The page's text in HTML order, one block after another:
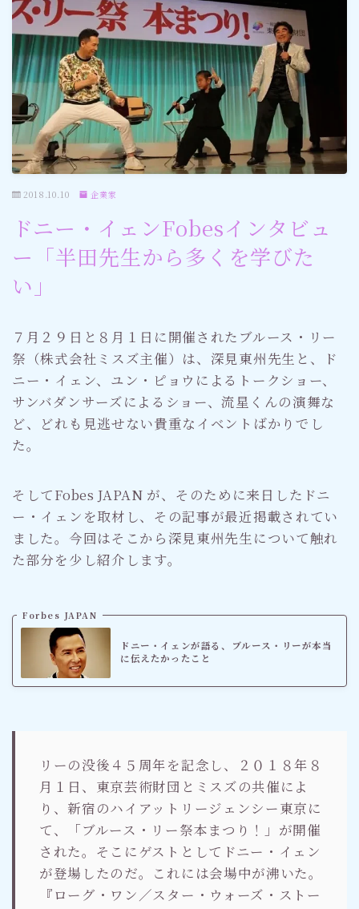
メディア・ネット
深見東州 (半田晴久)
ワールドメイト
神道・宗教
おすすめ記事
2018.10.10 企業家
ドニー・イェンFobesインタビュ
ー「半田先生から多くを学びた
い」
７月２９日と８月１日に開催されたブルース・リー
祭（株式会社ミスズ主催）は、深見東州先生と、ド
ニー・イェン、ユン・ピョウによるトークショー、
サンバダンサーズによるショー、流星くんの演舞な
ど、どれも見逃せない貴重なイベントばかりでし
た。
そしてFobes JAPAN が、そのために来日したドニ
ー・イェンを取材し、その記事が最近掲載されてい
ました。今回はそこから深見東州先生について触れ
た部分を少し紹介します。
Forbes JAPAN
ドニー・イェンが語る、ブルース・リーが本当
に伝えたかったこと
リーの没後４５周年を記念し、２０１８年８
月１日、東京芸術財団とミスズの共催によ
り、新宿のハイアットリージェンシー東京に
て、「ブルース・リー祭本まつり！」が開催
された。そこにゲストとしてドニー・イェン
が登場したのだ。これには会場中が沸いた。
『ローグ・ワン／スター・ウォーズ・ストー